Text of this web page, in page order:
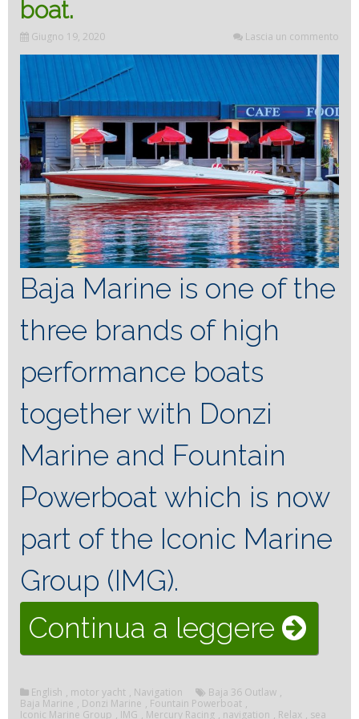
boat.
Giugno 19, 2020 Lascia un commento
Baja Marine is one of the
three brands of high
performance boats
together with Donzi
Marine and Fountain
Powerboat which is now
part of the Iconic Marine
Group (IMG).
Continua a leggere “Baja
English , motor yacht , Navigation Baja 36 Outlaw ,
Baja Marine , Donzi Marine , Fountain Powerboat ,
Iconic Marine Group , IMG , Mercury Racing , navigation , Relax , sea